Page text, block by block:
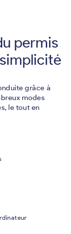
permis
grâce à
modes
le tout en